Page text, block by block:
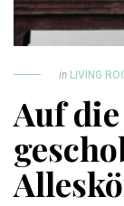
in LIVING
Auf